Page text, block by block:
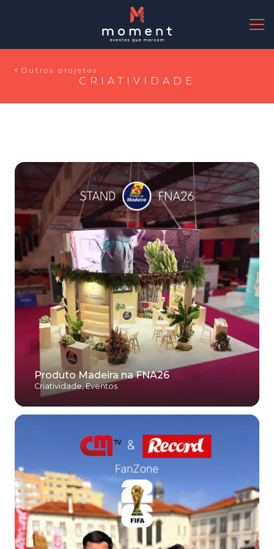
Outros projetos
CRIATIVIDADE
Produto Madeira na FNA26
Criatividade,Eventos